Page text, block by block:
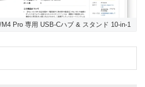
Pro 専用 USB-Cハブ & スタンド 10-in-1